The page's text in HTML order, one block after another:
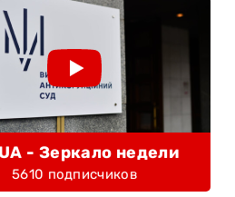
- Зеркало недели
5610 подписчиков